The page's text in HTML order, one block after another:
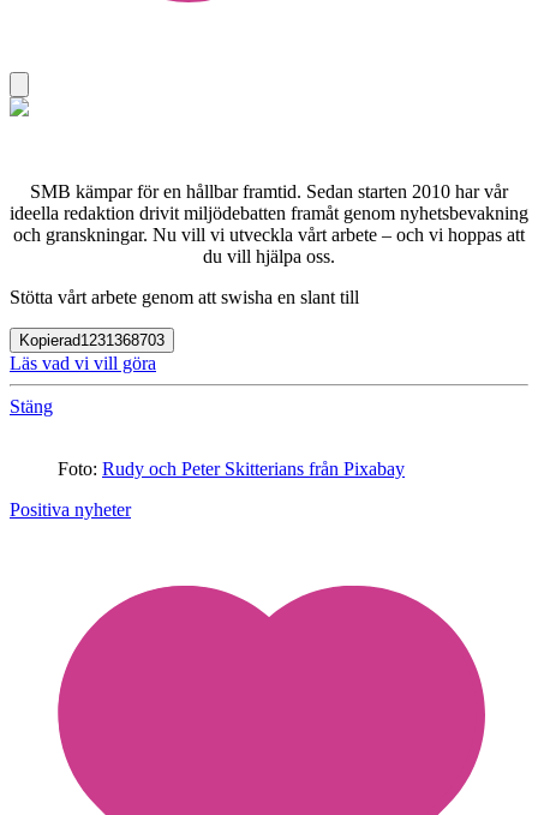
SMB kämpar för en hållbar framtid. Sedan starten 2010 har vår
ideella redaktion drivit miljödebatten framåt genom nyhetsbevakning
och granskningar. Nu vill vi utveckla vårt arbete – och vi hoppas att
du vill hjälpa oss.
Stötta vårt arbete genom att swisha en slant till
Kopierad1231368703
Läs vad vi vill göra
Stäng
Foto: Rudy och Peter Skitterians från Pixabay
Positiva nyheter